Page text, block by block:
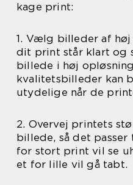
kage print:
1. Vælg billeder af
dit print står klart og
billede i høj
kvalitetsbilleder kan
utydelige når de
2. Overvej printets
billede, så det passer
for stort print vil se
et for lille vil gå tabt.